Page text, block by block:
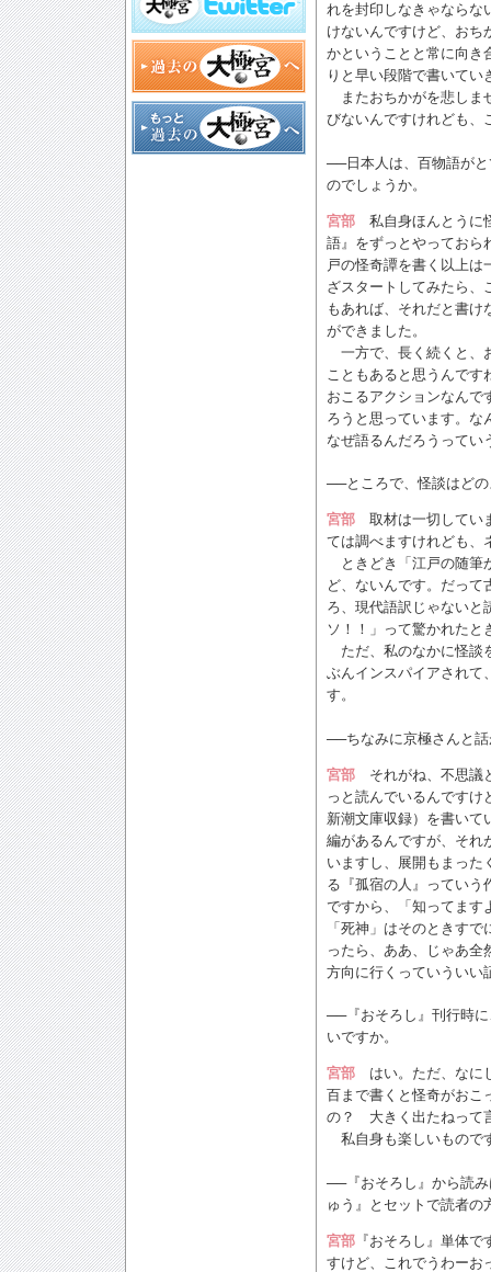
れを封印しなきゃならな
けないんですけど、おち
かということと常に向き
りと早い段階で書いてい
またおちかがを悲しま
びないんですけれども、
──日本人は、百物語が
のでしょうか。
宮部 私自身ほんとうに
語』をずっとやってお
戸の怪奇譚を書く以上
ざスタートしてみたら、
もあれば、それだと書
ができました。
一方で、長く続くと、
こともあると思うんで
おこるアクションなんで
ろうと思っています。な
なぜ語るんだろうってい
──ところで、怪談はど
宮部 取材は一切してい
ては調べますけれども、
ときどき「江戸の随筆
ど、ないんです。だっ
ろ、現代語訳じゃないと
ソ！！」って驚かれたと
ただ、私のなかに怪談
ぶんインスパイアされて
す。
──ちなみに京極さんと
宮部 それがね、不思議
っと読んでいるんです
新潮文庫収録）を書いて
編があるんですが、それ
いますし、展開もまった
る『孤宿の人』っていう
ですから、「知ってます
「死神」はそのときす
ったら、ああ、じゃあ
方向に行くっていういい
──『おそろし』刊行時
いですか。
宮部 はい。ただ、なに
百まで書くと怪奇がおこ
の？ 大きく出たねって
私自身も楽しいもので
──『おそろし』から読
ゅう』とセットで読者の
宮部 『おそろし』単体
すけど、これでうわーお